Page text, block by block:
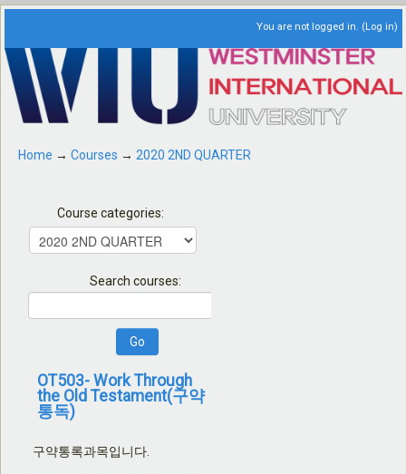
You are not logged in. (Log in)
Home → Courses → 2020 2ND QUARTER
Course categories:
OT503- Work Through
the Old Testament(구약
통독)
구약통록과목입니다.